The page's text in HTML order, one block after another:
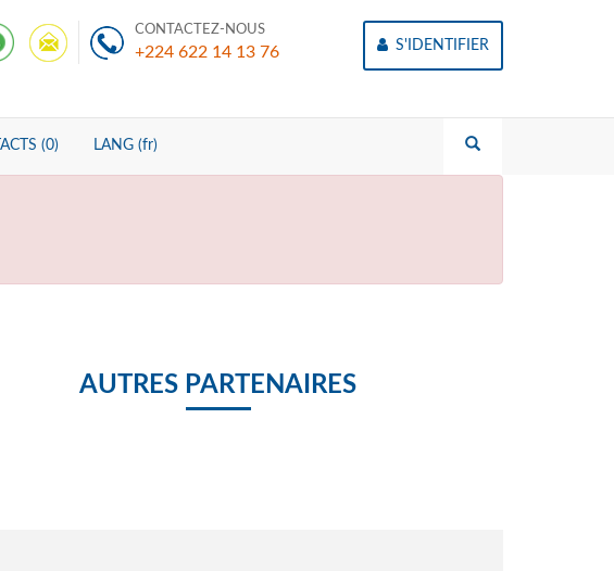
CONTACTEZ-NOUS
+224 622 14 13 76 S'IDENTIFIER
(0) LANG (fr)
AUTRES PARTENAIRES